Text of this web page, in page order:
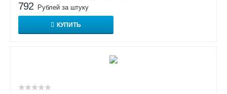
792 Рублей за штуку
КУПИТЬ